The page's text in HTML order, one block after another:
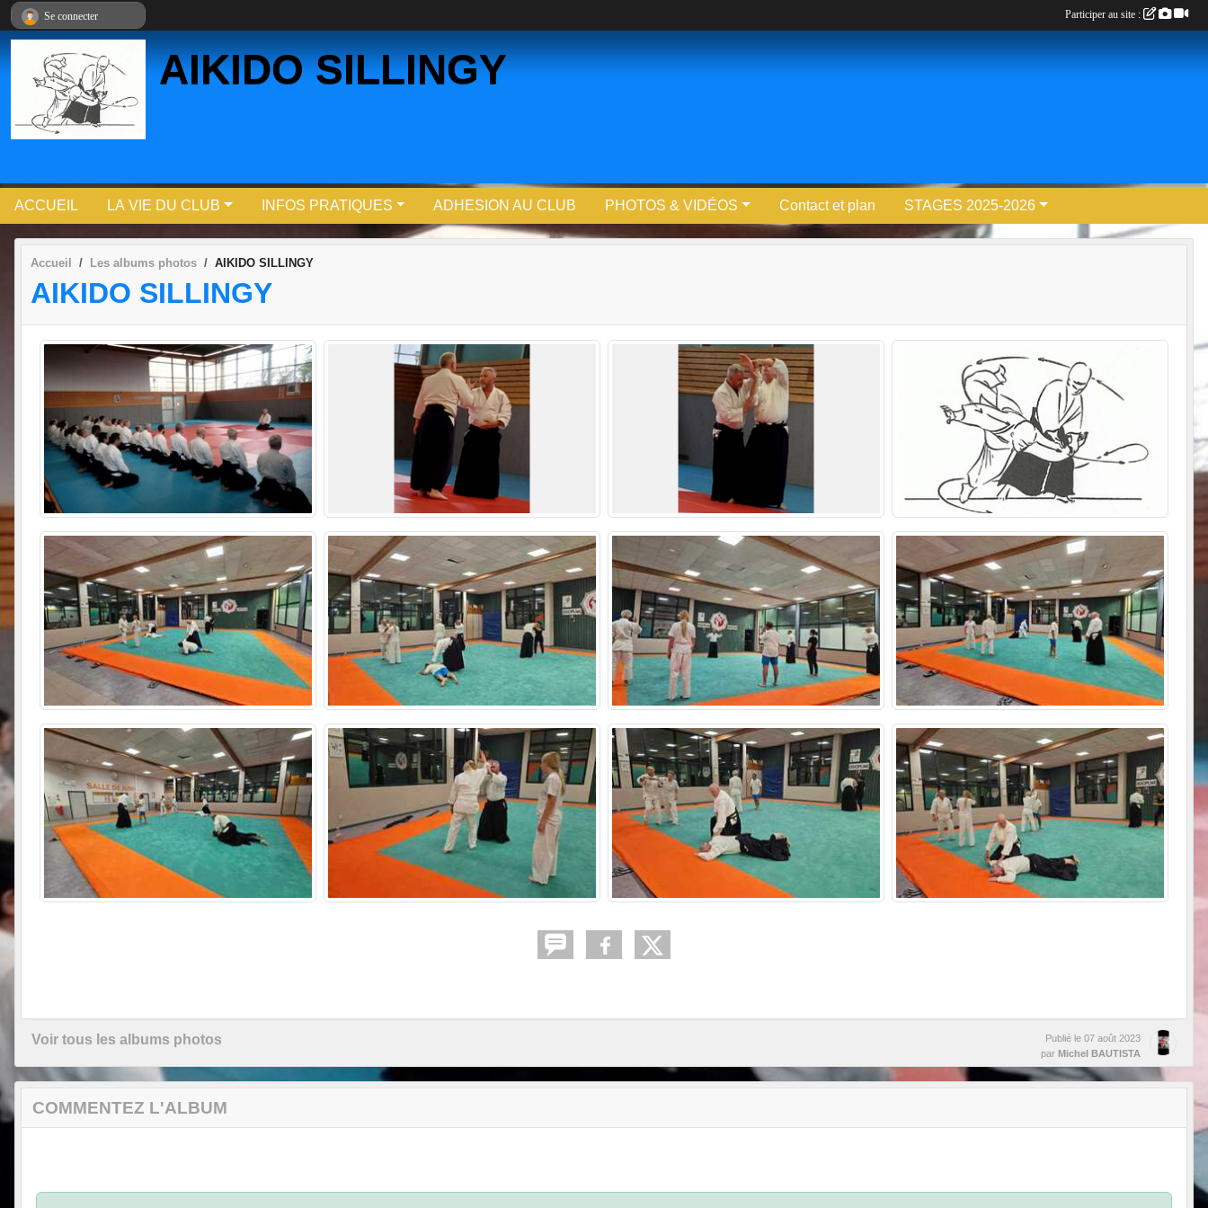
AIKIDO SILLINGY
ACCUEIL LA VIE DU CLUB INFOS PRATIQUES ADHESION AU CLUB PHOTOS & VIDÉOS Contact et plan STAGES 2025-2026
Accueil Les albums photos AIKIDO SILLINGY
AIKIDO SILLINGY
Voir tous les albums photos Publié le 07 août 2023
par Michel BAUTISTA
COMMENTEZ L'ALBUM
Se connecter Participer au site :
Panneau de gestion des cookies